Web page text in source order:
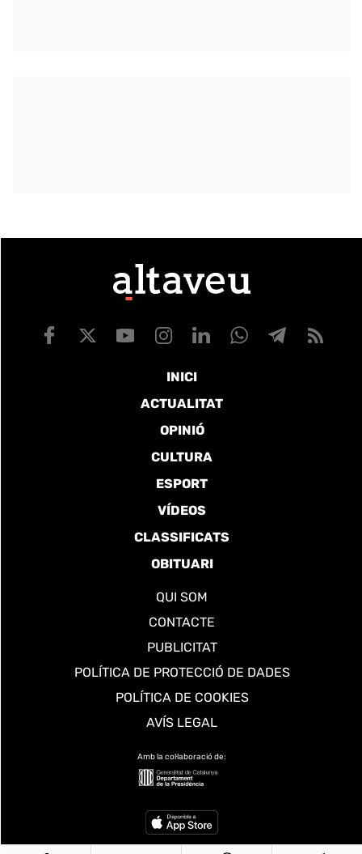
INICI
ACTUALITAT
OPINIÓ
CULTURA
ESPORT
VÍDEOS
CLASSIFICATS
OBITUARI
QUI SOM
CONTACTE
PUBLICITAT
POLÍTICA DE PROTECCIÓ DE DADES
POLÍTICA DE COOKIES
AVÍS LEGAL
Amb la col·laboració de: